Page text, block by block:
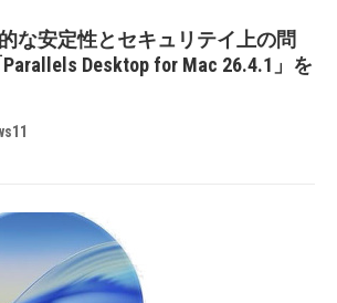
な安定性とセキュリテイ上の問
Desktop for Mac 26.4.1」を